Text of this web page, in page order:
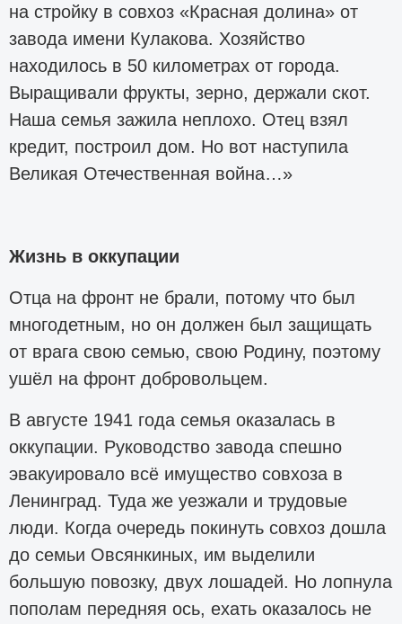
на стройку в совхоз «Красная долина» от
завода имени Кулакова. Хозяйство
находилось в 50 километрах от города.
Выращивали фрукты, зерно, держали скот.
Наша семья зажила неплохо. Отец взял
кредит, построил дом. Но вот наступила
Великая Отечественная война…»
Жизнь в оккупации
Отца на фронт не брали, потому что был
многодетным, но он должен был защищать
от врага свою семью, свою Родину, поэтому
ушёл на фронт добровольцем.
В августе 1941 года семья оказалась в
оккупации. Руководство завода спешно
эвакуировало всё имущество совхоза в
Ленинград. Туда же уезжали и трудовые
люди. Когда очередь покинуть совхоз дошла
до семьи Овсянкиных, им выделили
большую повозку, двух лошадей. Но лопнула
пополам передняя ось, ехать оказалось не